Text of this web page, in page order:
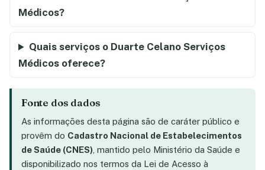
Médicos?
Quais serviços o Duarte Celano Serviços
Médicos oferece?
Fonte dos dados
As informações desta página são de caráter público e
provêm do Cadastro Nacional de Estabelecimentos
de Saúde (CNES) , mantido pelo Ministério da Saúde e
disponibilizado nos termos da Lei de Acesso à